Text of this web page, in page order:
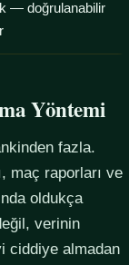
— doğrulanabilir
Yöntemi
fazla.
maç raporları ve
oldukça
verinin
ciddiye almadan